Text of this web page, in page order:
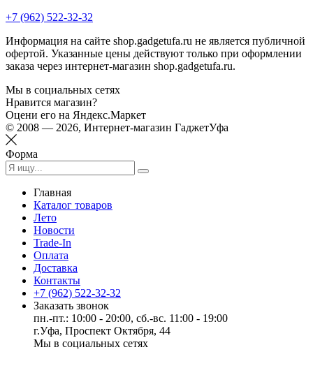
+7 (962) 522-32-32
Информация на сайте shop.gadgetufa.ru не является публичной
офертой. Указанные цены действуют только при оформлении
заказа через интернет-магазин shop.gadgetufa.ru.
Мы в социальных сетях
Нравится магазин?
Оцени его на Яндекс.Маркет
© 2008 — 2026, Интернет-магазин ГаджетУфа
Форма
Главная
Каталог товаров
Лето
Новости
Trade-In
Оплата
Доставка
Контакты
+7 (962) 522-32-32
Заказать звонок
пн.-пт.: 10:00 - 20:00, сб.-вс. 11:00 - 19:00
г.Уфа, Проспект Октября, 44
Мы в социальных сетях